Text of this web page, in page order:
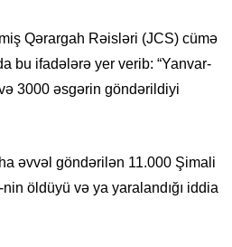
Qərargah Rəisləri (JCS) cümə
bu ifadələrə yer verib: “Yanvar-
3000 əsgərin göndərildiyi
əvvəl göndərilən 11.000 Şimali
öldüyü və ya yaralandığı iddia